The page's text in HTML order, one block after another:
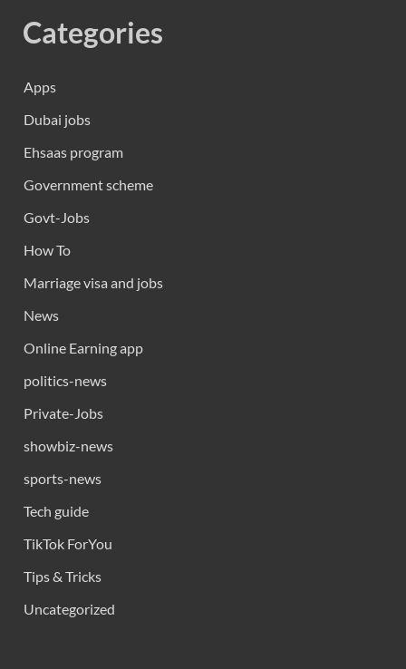
Categories
Apps
Dubai jobs
Ehsaas program
Government scheme
Govt-Jobs
How To
Marriage visa and jobs
News
Online Earning app
politics-news
Private-Jobs
showbiz-news
sports-news
Tech guide
TikTok ForYou
Tips & Tricks
Uncategorized